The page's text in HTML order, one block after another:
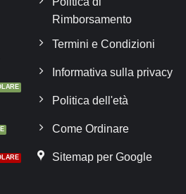
Rimborsamento
Termini e Condizioni
Informativa sulla privacy
Politica dell'età
Come Ordinare
Sitemap per Google